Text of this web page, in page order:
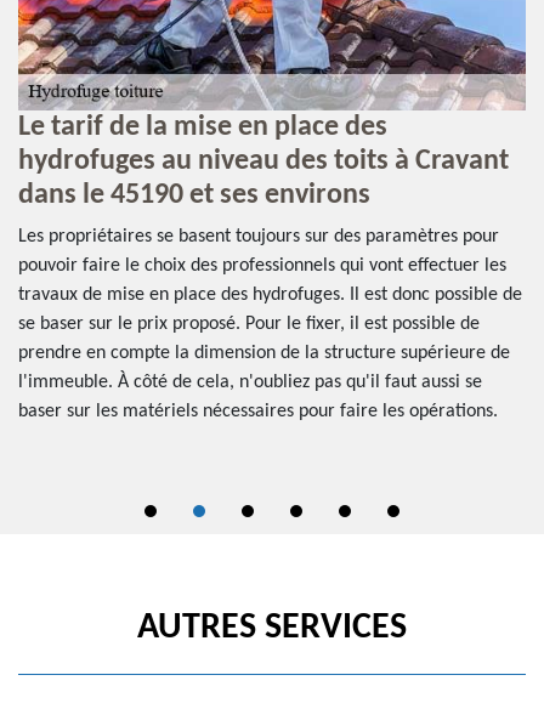
Le tarif de la mise en place des
hydrofuges au niveau des toits à Cravant
dans le 45190 et ses environs
Les propriétaires se basent toujours sur des paramètres pour
pouvoir faire le choix des professionnels qui vont effectuer les
travaux de mise en place des hydrofuges. Il est donc possible de
se baser sur le prix proposé. Pour le fixer, il est possible de
prendre en compte la dimension de la structure supérieure de
l'immeuble. À côté de cela, n'oubliez pas qu'il faut aussi se
baser sur les matériels nécessaires pour faire les opérations.
AUTRES SERVICES